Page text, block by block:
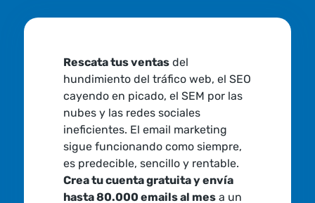
Rescata tus ventasdel
hundimiento del tráfico web, el SEO
cayendo en picado, el SEM por las
nubes y las redes sociales
ineficientes. El email marketing
sigue funcionando como siempre,
es predecible, sencillo y rentable.
Crea tu cuenta gratuita y envía
hasta 80.000 emails al mesa un